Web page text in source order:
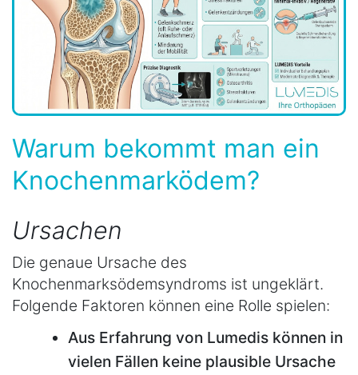
Warum bekommt man ein
Knochenmarködem?
Ursachen
Die genaue Ursache des
Knochenmarksödemsyndroms ist ungeklärt.
Folgende Faktoren können eine Rolle spielen:
Aus Erfahrung von Lumedis können in
vielen Fällen keine plausible Ursache